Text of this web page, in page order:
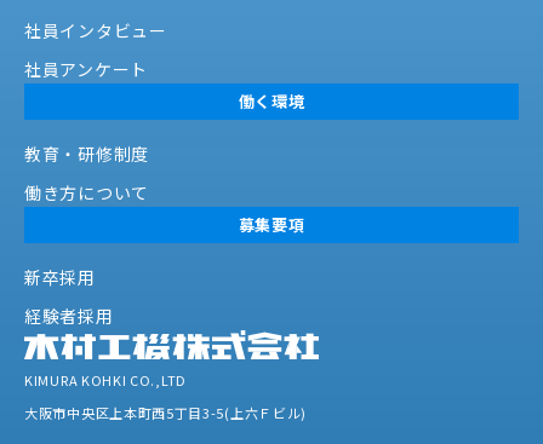
社員インタビュー
社員アンケート
働く環境
教育・研修制度
働き方について
募集要項
新卒採用
経験者採用
KIMURA KOHKI CO.,LTD
大阪市中央区上本町西5丁目3-5(上六Ｆビル)